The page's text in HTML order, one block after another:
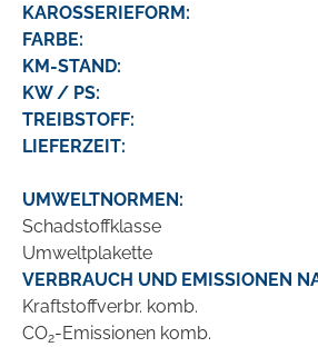
KAROSSERIEFORM:
FARBE:
KM-STAND:
KW / PS:
TREIBSTOFF:
LIEFERZEIT:
UMWELTNORMEN:
Schadstoffklasse
Umweltplakette
VERBRAUCH UND EMISSIONEN
Kraftstoffverbr. komb.
CO2-Emissionen komb.